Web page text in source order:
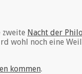
zweite Nacht der
wohl noch eine
kommen.